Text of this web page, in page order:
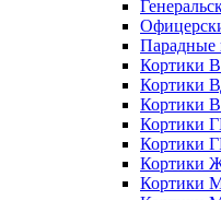
Парадные
Кортики
Кортики
Кортики
Кортики
Кортики
Кортики
Кортики